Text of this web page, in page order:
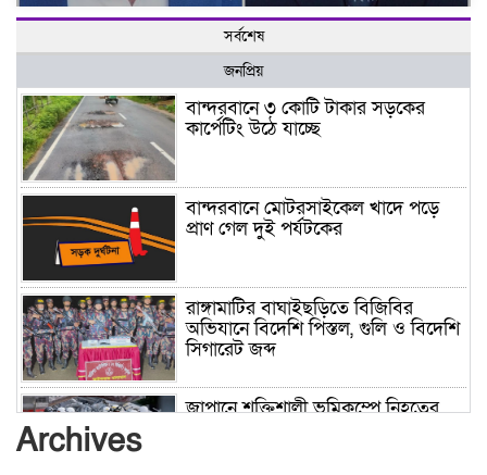
সর্বশেষ
জনপ্রিয়
বান্দরবানে ৩ কোটি টাকার সড়কের
কার্পেটিং উঠে যাচ্ছে
বান্দরবানে মোটরসাইকেল খাদে পড়ে
প্রাণ গেল দুই পর্যটকের
রাঙ্গামাটির বাঘাইছড়িতে বিজিবির
অভিযানে বিদেশি পিস্তল, গুলি ও বিদেশি
সিগারেট জব্দ
জাপানে শক্তিশালী ভূমিকম্পে নিহতের
Archives